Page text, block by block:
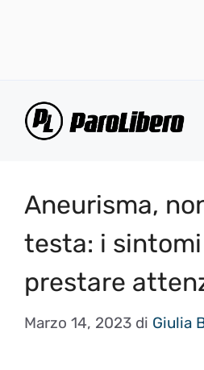
Aneurisma,
testa: i
prestare
Marzo 14, 2023 di Giulia